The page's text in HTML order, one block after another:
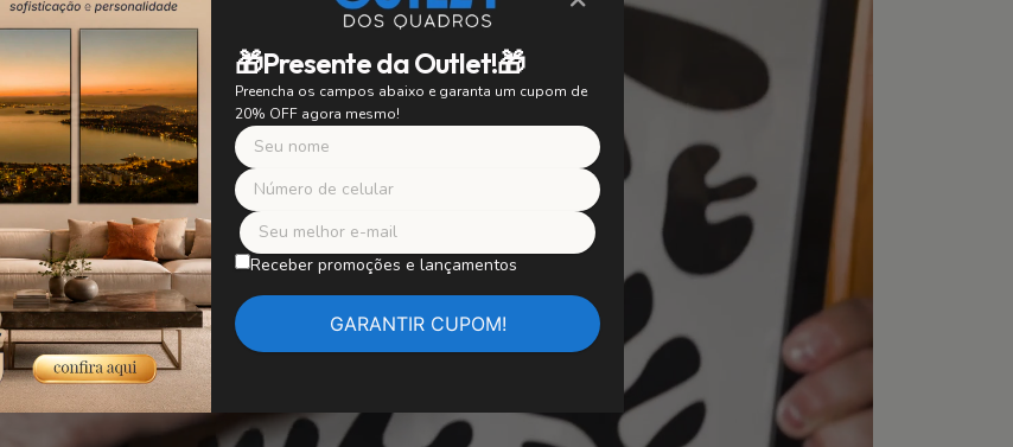
🎁Presente da Outlet!🎁
Preencha os campos abaixo e garanta um cupom de
20% OFF agora mesmo!
Receber promoções e lançamentos